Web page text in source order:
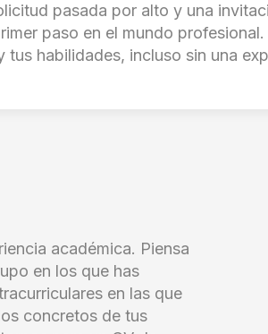
pasada por alto y una
paso en el mundo
habilidades, incluso sin una
académica. Piensa
en los que has
en las que
concretos de tus